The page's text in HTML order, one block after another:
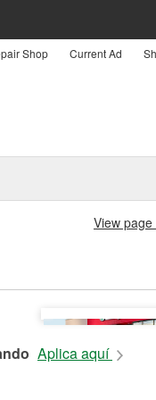
Shop Current Ad
View
Aplica aquí